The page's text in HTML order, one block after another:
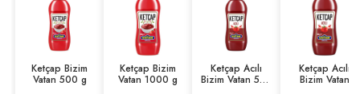
Ketçap Bizim
Vatan 500 g
Ketçap Bizim
Vatan 1000 g
Ketçap Acılı
Bizim Vatan 500
Ketçap Acılı
Bizim Vatan